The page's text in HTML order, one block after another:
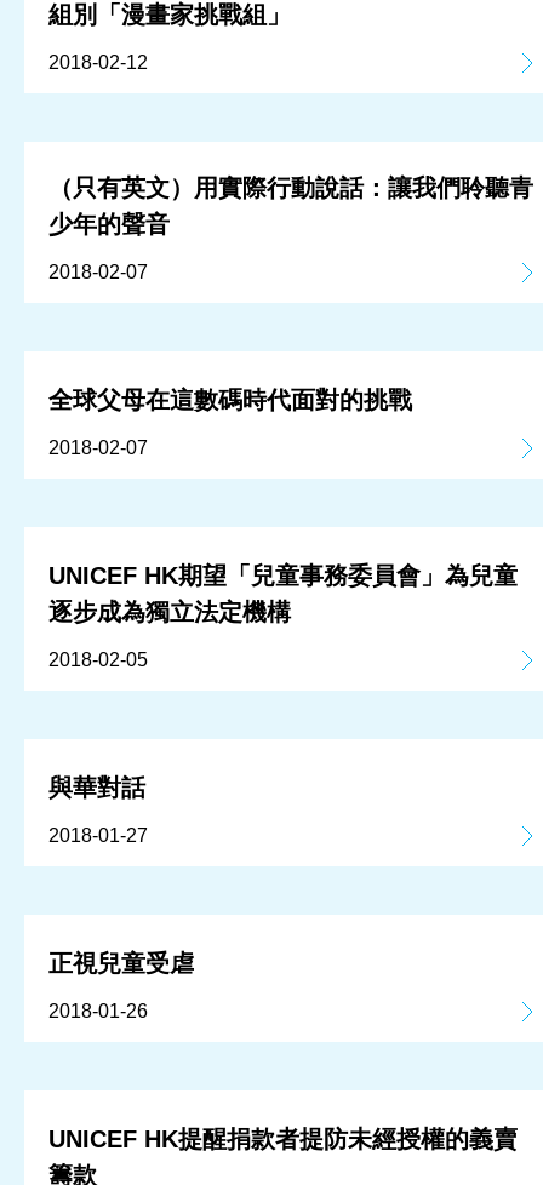
組別「漫畫家挑戰組」
2018-02-12
（只有英文）用實際行動說話：讓我們聆聽青
少年的聲音
2018-02-07
全球父母在這數碼時代面對的挑戰
2018-02-07
UNICEF HK期望「兒童事務委員會」為兒童
逐步成為獨立法定機構
2018-02-05
與華對話
2018-01-27
正視兒童受虐
2018-01-26
UNICEF HK提醒捐款者提防未經授權的義賣
籌款